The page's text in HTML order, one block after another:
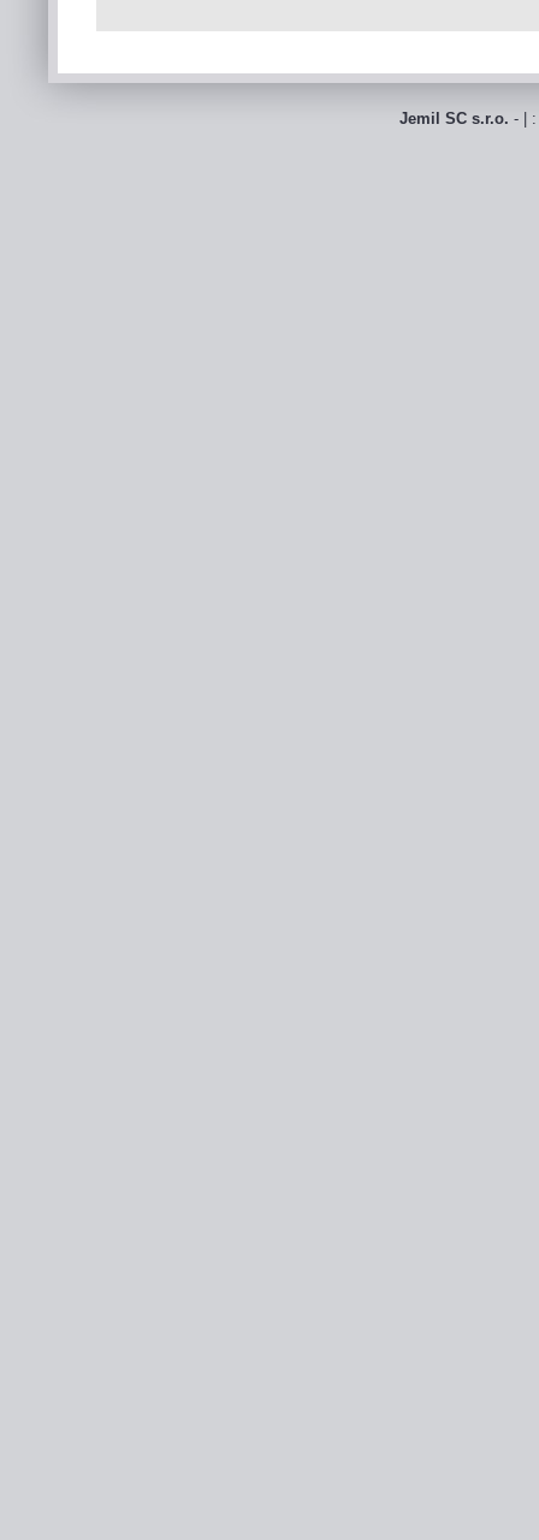
Jemil SC s.r.o. - |